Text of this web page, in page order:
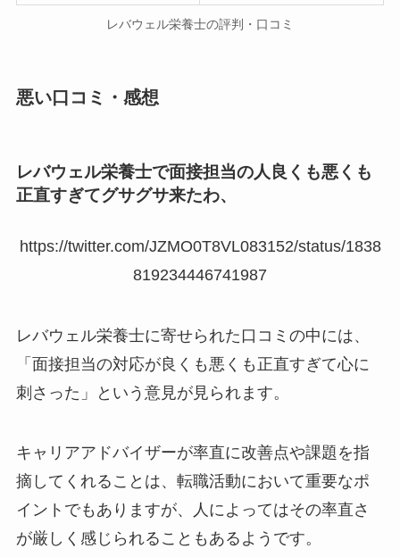
レバウェル栄養士の評判・口コミ
悪い口コミ・感想
レバウェル栄養士で面接担当の人良くも悪くも
正直すぎてグサグサ来たわ、
https://twitter.com/JZMO0T8VL083152/status/1838
819234446741987
レバウェル栄養士に寄せられた口コミの中には、
「面接担当の対応が良くも悪くも正直すぎて心に
刺さった」という意見が見られます。
キャリアアドバイザーが率直に改善点や課題を指
摘してくれることは、転職活動において重要なポ
イントでもありますが、人によってはその率直さ
が厳しく感じられることもあるようです。